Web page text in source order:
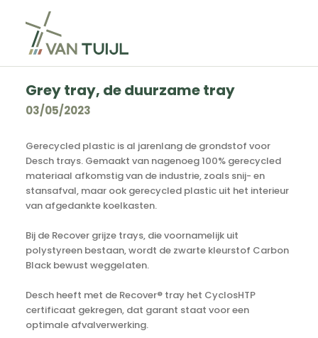
Grey tray, de duurzame tray
03/05/2023
Gerecycled plastic is al jarenlang de grondstof voor
Desch trays. Gemaakt van nagenoeg 100% gerecycled
materiaal afkomstig van de industrie, zoals snij- en
stansafval, maar ook gerecycled plastic uit het interieur
van afgedankte koelkasten.
Bij de Recover grijze trays, die voornamelijk uit
polystyreen bestaan, wordt de zwarte kleurstof Carbon
Black bewust weggelaten.
Desch heeft met de Recover® tray het CyclosHTP
certificaat gekregen, dat garant staat voor een
optimale afvalverwerking.